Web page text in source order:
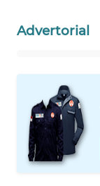
Advertorial
WAHANA
TRAVEL
WAHANA
TV